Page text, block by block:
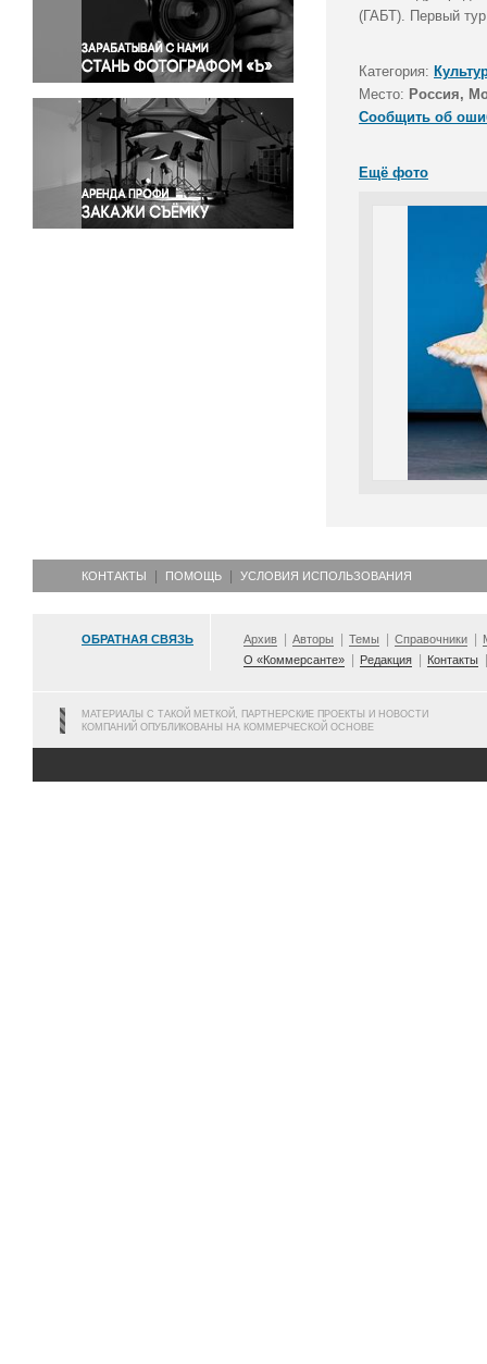
Правосудие
Происшествия и конфликты
Религия
Светская жизнь
Спорт
Экология
Экономика и бизнес
(ГАБТ). Первый
Категория:
Место: Россия,
Сообщить об
Ещё фото
КОНТАКТЫ ПОМОЩЬ УСЛОВИЯ ИСПОЛЬЗОВАНИЯ
ОБРАТНАЯ СВЯЗЬ Архив Авторы Темы Справочники
О «Коммерсанте»
Редакция Контакты
МАТЕРИАЛЫ С ТАКОЙ МЕТКОЙ, ПАРТНЕРСКИЕ ПРОЕКТЫ И НОВОСТИ
КОМПАНИЙ ОПУБЛИКОВАНЫ НА КОММЕРЧЕСКОЙ ОСНОВЕ